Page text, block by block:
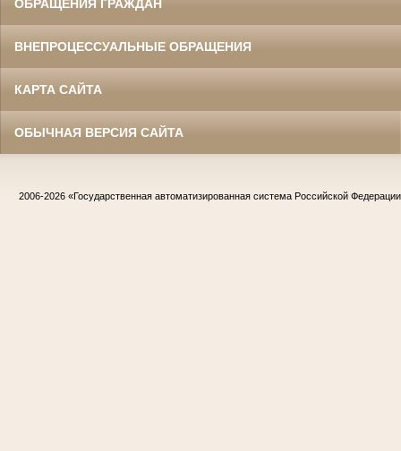
ОБРАЩЕНИЯ ГРАЖДАН
ВНЕПРОЦЕССУАЛЬНЫЕ ОБРАЩЕНИЯ
КАРТА САЙТА
ОБЫЧНАЯ ВЕРСИЯ САЙТА
2006-2026 «Государственная автоматизированная система Российской